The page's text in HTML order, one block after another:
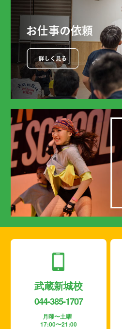
武蔵新城校
044-385-1707
月曜〜土曜
17:00〜21:00